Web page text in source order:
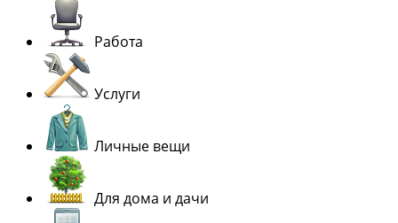
Работа
Услуги
Личные вещи
Для дома и дачи